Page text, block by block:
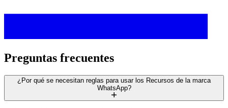
Preguntas frecuentes
¿Por qué se necesitan reglas para usar los Recursos de la marca
WhatsApp?